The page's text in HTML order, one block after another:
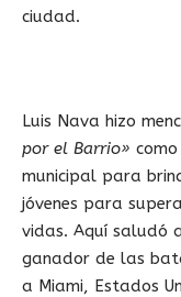
ciudad.
Luis Nava hizo
por el Barrio»
municipal para
jóvenes para
vidas. Aquí saludó a
ganador de las
a Miami, Estados